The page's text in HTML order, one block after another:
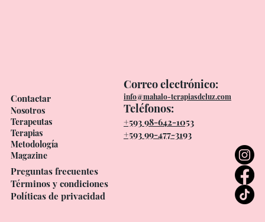
Nosotros
Terapeutas
Terapias
Metodología
Magazine
Contactar
Preguntas frecuentes
Correo electrónico:
info@mahalo-terapiasdeluz.com
Teléfonos: